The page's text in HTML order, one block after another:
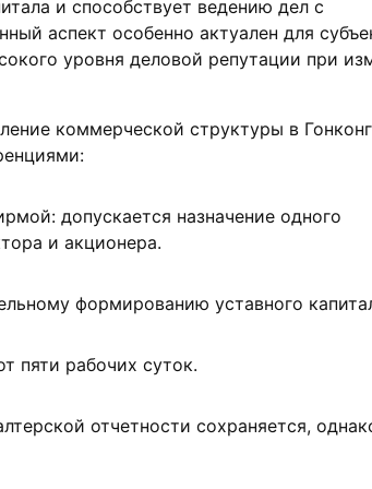
и способствует ведению дел с
аспект особенно актуален для
уровня деловой репутации при
коммерческой структуры в
допускается назначение одного
и акционера.
формированию уставного
пяти рабочих суток.
отчетности сохраняется,